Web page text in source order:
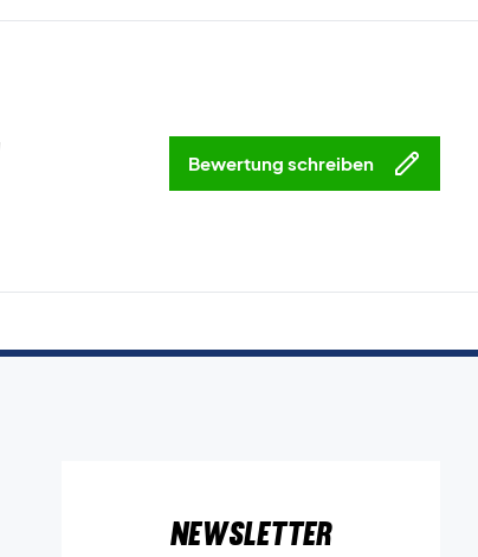
Bewertung schreiben
Newsletter